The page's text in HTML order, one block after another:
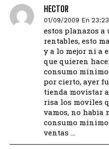
HECTOR
01/09/2009 En 23:23
estos planazos
rentables, esto
y a lo mejor ni a
que quieren
consumo minimo
por cierto, ayer
tienda movistar
risa los moviles
vamos, no habia
consumo minimo
ventas …